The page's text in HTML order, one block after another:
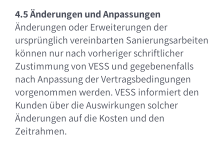
4.5 Änderungen und Anpassungen
Änderungen oder Erweiterungen der
ursprünglich vereinbarten Sanierungsarbeiten
können nur nach vorheriger schriftlicher
Zustimmung von VESS und gegebenenfalls
nach Anpassung der Vertragsbedingungen
vorgenommen werden. VESS informiert den
Kunden über die Auswirkungen solcher
Änderungen auf die Kosten und den
Zeitrahmen.